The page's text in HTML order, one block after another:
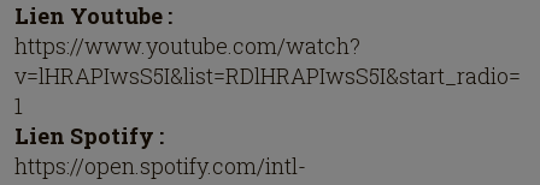
Lien Youtube :
https://www.youtube.com/watch?
v=lHRAPIwsS5I&list=RDlHRAPIwsS5I&start_radio=
1
Lien Spotify :
https://open.spotify.com/intl-